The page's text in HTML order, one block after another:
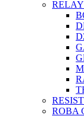
ROBA